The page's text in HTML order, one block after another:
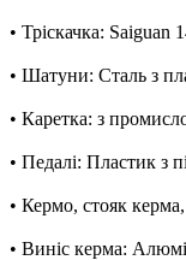
• Тріскачка: Saiguan
• Шатуни: Сталь з
• Каретка: з
• Педалі: Пластик з
• Кермо, стояк
• Виніс керма: